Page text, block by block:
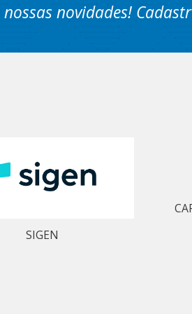
nossas novidades!
SIGEN